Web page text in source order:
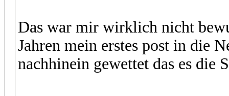
Das war mir wirklich nicht
Jahren mein erstes post in die
nachhinein gewettet das es die